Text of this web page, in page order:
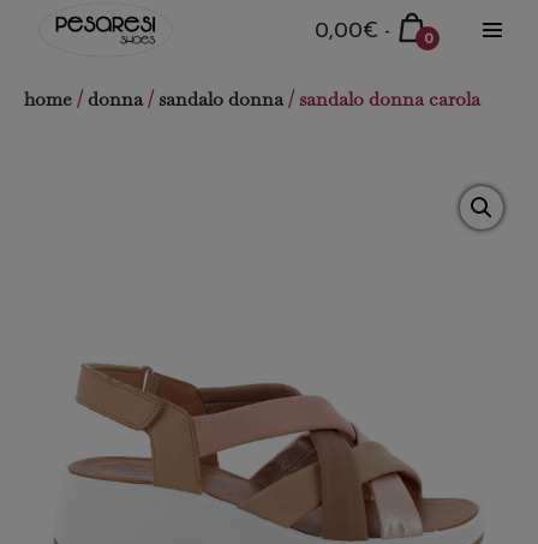
Carrello
spesa
0,00€ -
0
carrello
home/donna/ sandalo donna/ sandalo donna carola